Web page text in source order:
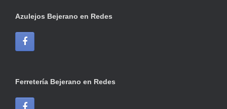
Azulejos Bejerano en Redes
Ferretería Bejerano en Redes